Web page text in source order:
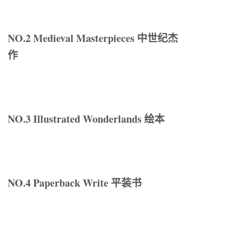
NO.2 Medieval Masterpieces 中世纪杰
作
NO.3 Illustrated Wonderlands 绘本
NO.4 Paperback Write 平装书